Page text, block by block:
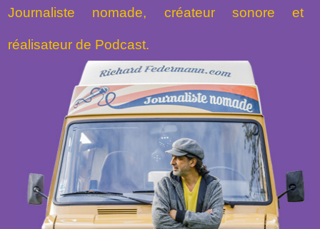
Journaliste nomade, créateur sonore et
réalisateur de Podcast.